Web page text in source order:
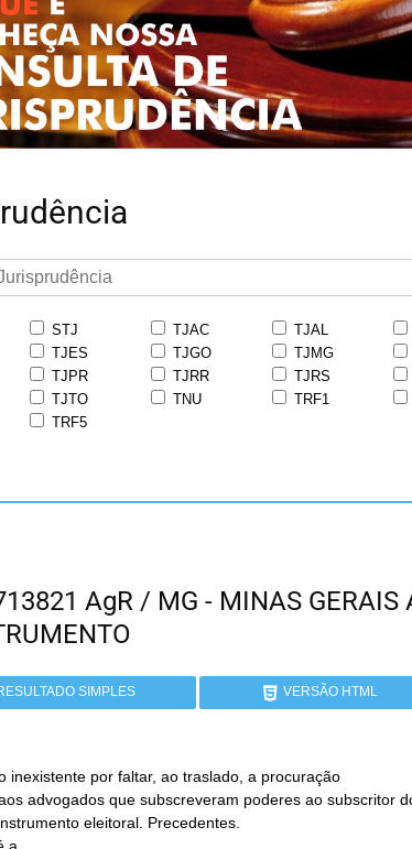
STJ TJAC TJAL
TJES TJGO TJMG
TJPR TJRR TJRS
TJTO TNU TRF1
TRF5
AgR / MG - MINAS GERAIS
SIMPLES VERSÃO HTML
inexistente por faltar, ao traslado, a procuração